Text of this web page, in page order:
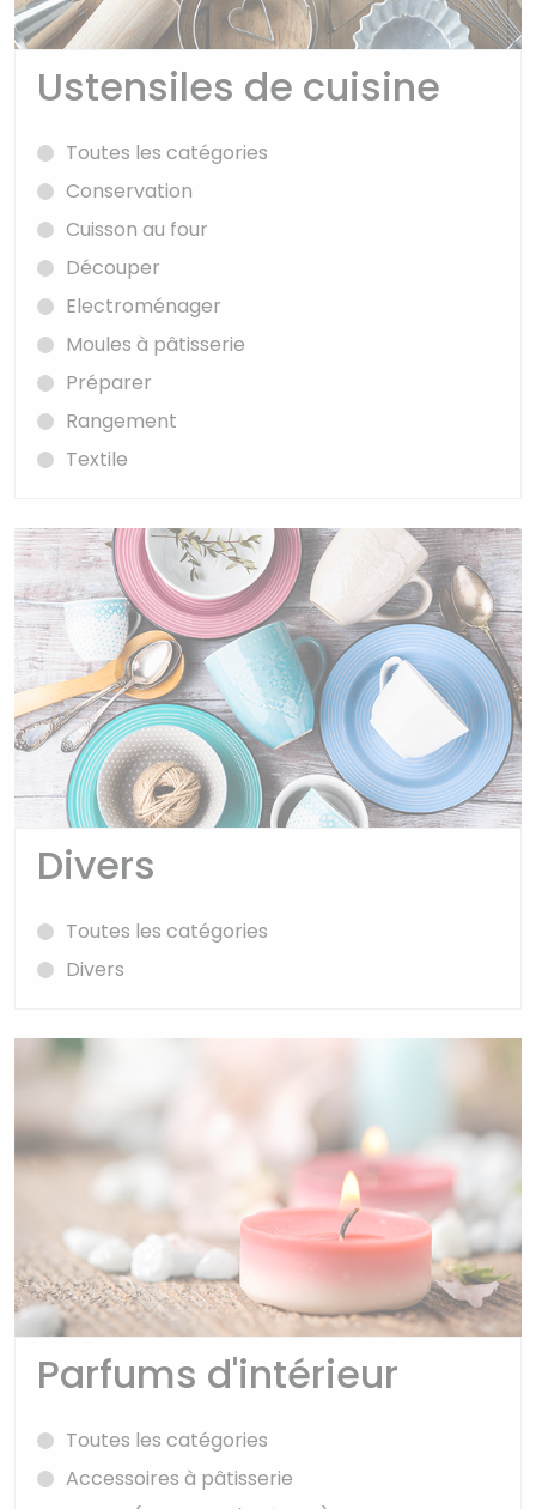
Ustensiles de cuisine
Toutes les catégories
Conservation
Cuisson au four
Découper
Electroménager
Moules à pâtisserie
Préparer
Rangement
Textile
Divers
Toutes les catégories
Divers
Parfums d'intérieur
Toutes les catégories
Accessoires à pâtisserie